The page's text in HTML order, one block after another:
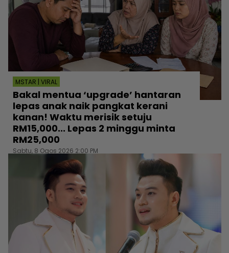
MSTAR | VIRAL
Bakal mentua ‘upgrade’ hantaran
lepas anak naik pangkat kerani
kanan! Waktu merisik setuju
RM15,000... Lepas 2 minggu minta
RM25,000
Sabtu, 8 Ogos 2026 2:00 PM